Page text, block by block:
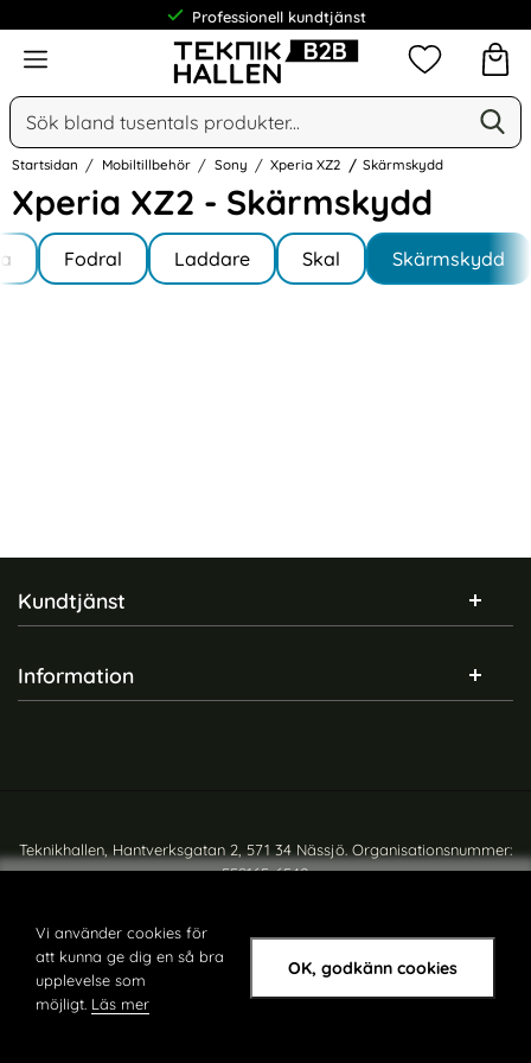
Vi använder cookies för
att kunna ge dig en så bra
upplevelse som
möjligt. Läs mer
OK, godkänn cookies
Professionell kundtjänst
Meny
Sök
Sök på Narse Group AB
Mina
Startsidan Mobiltillbehör Sony Xperia XZ2 Skärmskydd
Xperia XZ2 - Skärmskydd
Hoppa
till
produkter
Underkategorier
XZ2 Fodral Laddare Skal Skärmskydd
Sidfot Blandad info och länkar
Kundtjänst
Information
Teknikhallen, Hantverksgatan 2, 571 34 Nässjö. Organisationsnummer:
559165-6540